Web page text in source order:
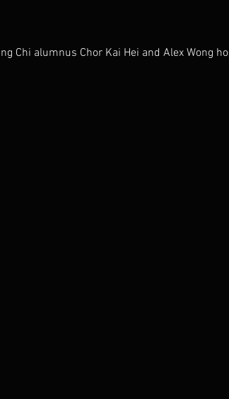
Chi alumnus Chor Kai Hei and Alex Wong